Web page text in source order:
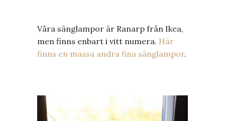
Våra sänglampor är Ranarp från Ikea,
men finns enbart i vitt numera. Här
finns en massa andra fina sänglampor.